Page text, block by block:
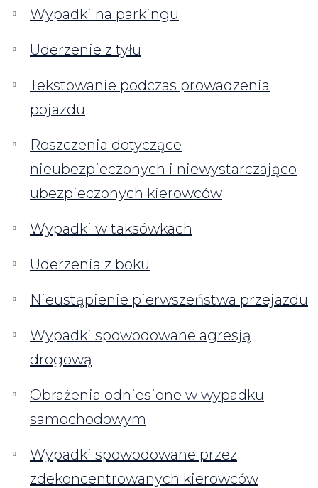
Wypadki na parkingu
Uderzenie z tyłu
Tekstowanie podczas prowadzenia
pojazdu
Roszczenia dotyczące
nieubezpieczonych i niewystarczająco
ubezpieczonych kierowców
Wypadki w taksówkach
Uderzenia z boku
Nieustąpienie pierwszeństwa przejazdu
Wypadki spowodowane agresją
drogową
Obrażenia odniesione w wypadku
samochodowym
Wypadki spowodowane przez
zdekoncentrowanych kierowców